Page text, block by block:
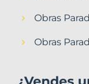
Obras
Obras